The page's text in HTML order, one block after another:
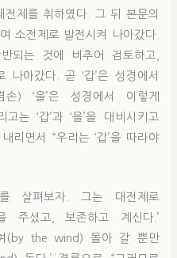
제를 취하였다. 그 뒤 본문의
소전제로 발전시켜 나아갔다.
되는 것에 비추어 검토하고,
아갔다. 곧 ‘갑’은 성경에서
) ‘을’은 성경에서 이렇게
는 ‘갑’과 ‘을’을 대비시키고
리면서 “우리는 ‘갑’을 따라야
살펴보자. 그는 대전제로
주셨고, 보존하고 계신다.’
(by the wind) 돌아 갈 뿐만